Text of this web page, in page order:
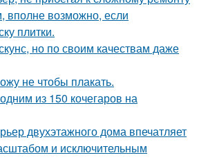
вполне возможно, если
плитки.
но по своим качествам даже
не чтобы плакать.
из 150 кочегаров на
двухэтажного дома впечатляет
и исключительным